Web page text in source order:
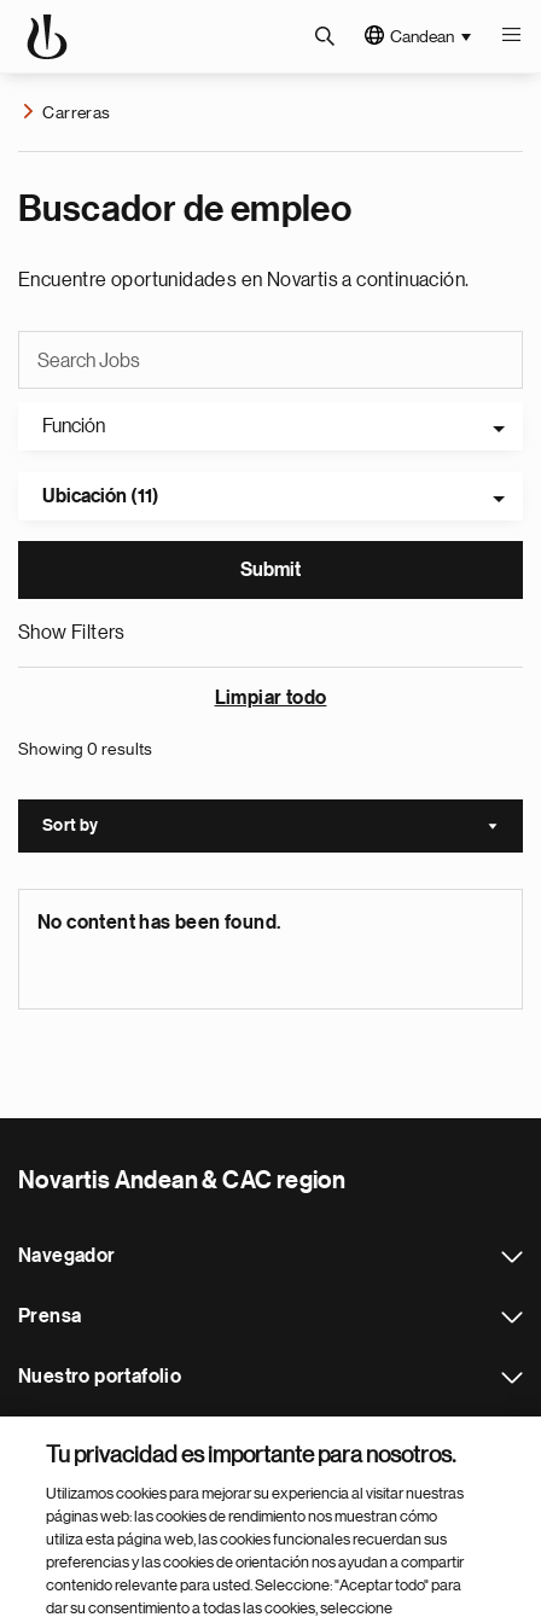
Candean
Carreras
Buscador de empleo
Encuentre oportunidades en Novartis a continuación.
Función
Ubicación (11)
Show Filters
Limpiar todo
Showing 0 results
Sort by Sort
No content has been found.
Novartis Andean & CAC region
Navegador
Prensa
Nuestro portafolio
Footer Site Search
Tu privacidad es importante para nosotros.
Utilizamos cookies para mejorar su experiencia al visitar nuestras
páginas web: las cookies de rendimiento nos muestran cómo
utiliza esta página web, las cookies funcionales recuerdan sus
preferencias y las cookies de orientación nos ayudan a compartir
contenido relevante para usted. Seleccione: "Aceptar todo" para
dar su consentimiento a todas las cookies, seleccione